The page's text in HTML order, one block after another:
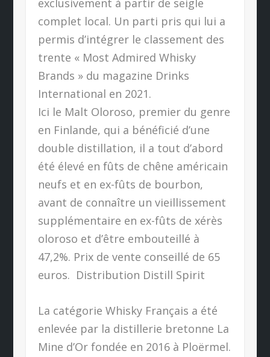
exclusivement à partir de seigle
complet local. Un parti pris qui lui a
permis d’intégrer le classement des
trente « Most Admired Whisky
Brands » du magazine Drinks
International en 2021.
Ici le Malt Oloroso, premier du genre
en Finlande, qui a bénéficié d’une
double distillation, il a tout d’abord
été élevé en fûts de chêne américain
neufs et en ex-fûts de bourbon,
avant de connaître un vieillissement
supplémentaire en ex-fûts de xérès
oloroso et d’être embouteillé à
47,2%. Prix de vente conseillé de 65
euros. Distribution Distill Spirit
La catégorie Whisky Français a été
enlevée par la distillerie bretonne La
Mine d’Or fondée en 2016 à Ploërmel.